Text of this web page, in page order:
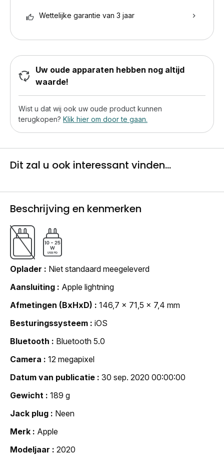
Wettelijke garantie van 3 jaar
Uw oude apparaten hebben nog altijd
waarde!
Wist u dat wij ook uw oude product kunnen
terugkopen? Klik hier om door te gaan.
Dit zal u ook interessant vinden...
Beschrijving en kenmerken
Oplader
Niet standaard meegeleverd
Aansluiting
Apple lightning
Afmetingen (BxHxD)
146,7 x 71,5 x 7,4 mm
Besturingssysteem
iOS
Bluetooth
Bluetooth 5.0
Camera
12 megapixel
Datum van publicatie
30 sep. 2020 00:00:00
Gewicht
189 g
Jack plug
Neen
Merk
Apple
Modeljaar
2020